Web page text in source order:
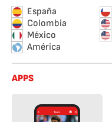
España
Colombia
México
América
APPS